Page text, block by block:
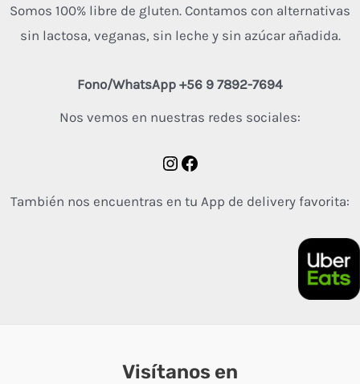
Somos 100% libre de gluten. Contamos con alternativas
sin lactosa, veganas, sin leche y sin azúcar añadida.
Fono/WhatsApp +56 9 7892-7694
Nos vemos en nuestras redes sociales:
También nos encuentras en tu App de delivery favorita:
Visítanos en